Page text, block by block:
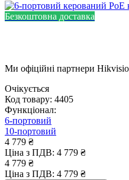
Безкоштовна доставка
Ми офіційні партнери
Очікується
Код товару: 4405
Функціонал:
6-портовий
10-портовий
4 779 ₴
Ціна з ПДВ: 4 779 ₴
4 779 ₴
Ціна з ПДВ: 4 779 ₴